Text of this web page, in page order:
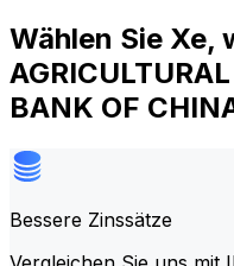
Wählen Sie Xe,
BANK OF
Bessere Zinssätze